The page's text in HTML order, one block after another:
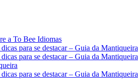
a To Bee Idiomas
para se destacar – Guia da Mantiqueira
para se destacar – Guia da Mantiqueira
para se destacar – Guia da Mantiqueira